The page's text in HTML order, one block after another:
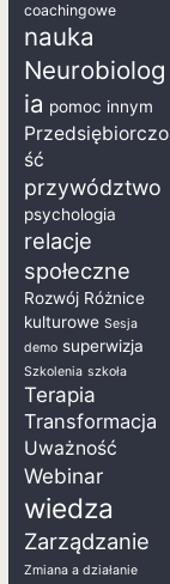
coachingowe
nauka
Neurobiolog
ia pomoc innym
Przedsiębiorczo
ść
przywództwo
psychologia
relacje
społeczne
Rozwój Różnice
kulturowe Sesja
demo superwizja
Szkolenia szkoła
Terapia
Transformacja
Uważność
Webinar
wiedza
Zarządzanie
Zmiana a działanie